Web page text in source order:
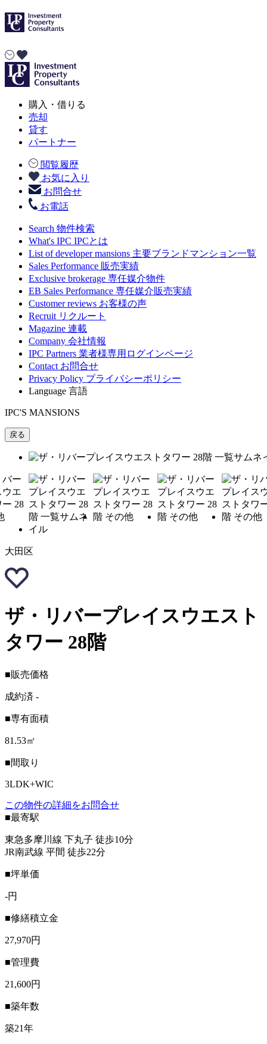
購入・借りる
売却
貸す
パートナー
閲覧履歴
お気に入り
お問合せ
お電話
Search 物件検索
What's IPC IPCとは
List of developer mansions 主要ブランドマンション一覧
Sales Performance 販売実績
Exclusive brokerage 専任媒介物件
EB Sales Performance 専任媒介販売実績
Customer reviews お客様の声
Recruit リクルート
Magazine 連載
Company 会社情報
IPC Partners 業者様専用ログインページ
Contact お問合せ
Privacy Policy プライバシーポリシー
Language 言語
IPC'S MANSIONS
戻る
大田区
ザ・リバープレイスウエスト
タワー 28階
■販売価格
成約済 -
■専有面積
81.53㎡
■間取り
3LDK+WIC
この物件の詳細をお問合せ
■最寄駅
東急多摩川線 下丸子 徒歩10分
JR南武線 平間 徒歩22分
■坪単価
-円
■修繕積立金
27,970円
■管理費
21,600円
■築年数
築21年